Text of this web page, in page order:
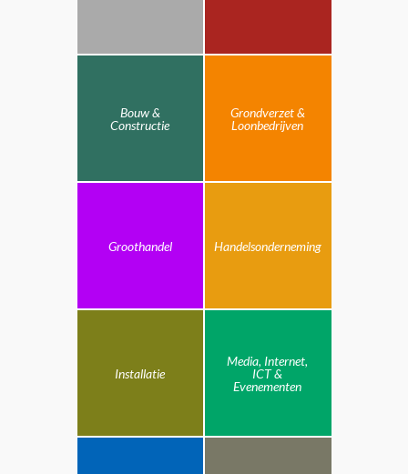
Bouw &
Constructie
Grondverzet &
Loonbedrijven
Groothandel Handelsonderneming
Installatie
Media, Internet,
ICT &
Evenementen